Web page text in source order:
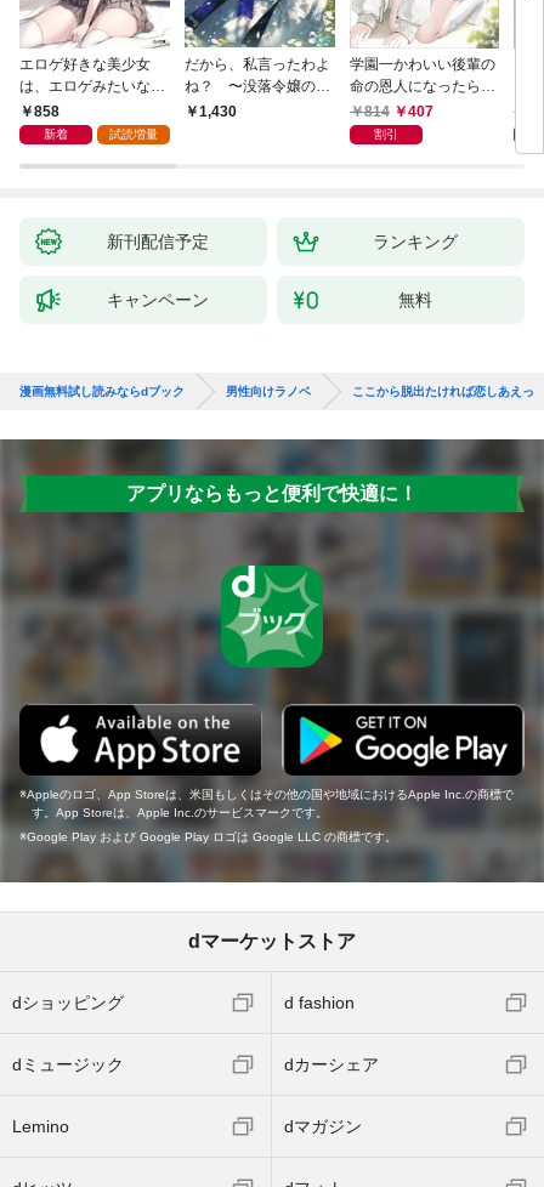
エロゲ好きな美少女
は、エロゲみたいなこ
と全部シてほしい【電
子ＳＳ特典付き】
858
新着 試読増量
だから、私言ったわよ
ね？ 〜没落令嬢の案
外楽しい領地改革〜
1,430
学園一かわいい後輩の
命の恩人になったら、
通い妻になって関係を
迫ってくる。
814 407
割引
新刊配信予定 ランキング
キャンペーン 無料
漫画無料試し読みならdブック 男性向けラノベ ここから脱出たければ恋しあえっ
アプリならもっと便利で快適に！
Appleのロゴ、App Storeは、米国もしくはその他の国や地域におけるApple Inc.の商標で
す。App Storeは、Apple Inc.のサービスマークです。
Google Play および Google Play ロゴは Google LLC の商標です。
dマーケットストア
dショッピング d fashion
dミュージック dカーシェア
Lemino dマガジン